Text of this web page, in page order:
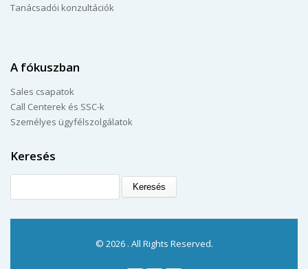
Tanácsadói konzultációk
A fókuszban
Sales csapatok
Call Centerek és SSC-k
Személyes ügyfélszolgálatok
Keresés
© 2026 . All Rights Reserved.